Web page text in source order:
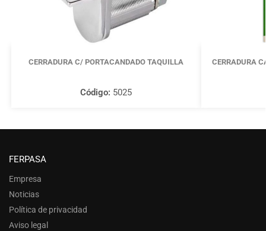
CERRADURA C/ PORTACANDADO TAQUILLA
Código: 5025
CERRADURA
FERPASA
Empresa
Noticias
Política de privacidad
Aviso legal